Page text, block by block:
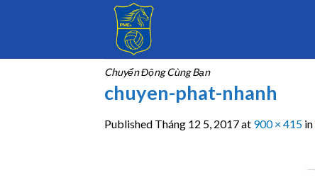
Chuyển Động Cùng Bạn
chuyen-phat-nhanh
Published Tháng 12 5, 2017at 900 × 415 in